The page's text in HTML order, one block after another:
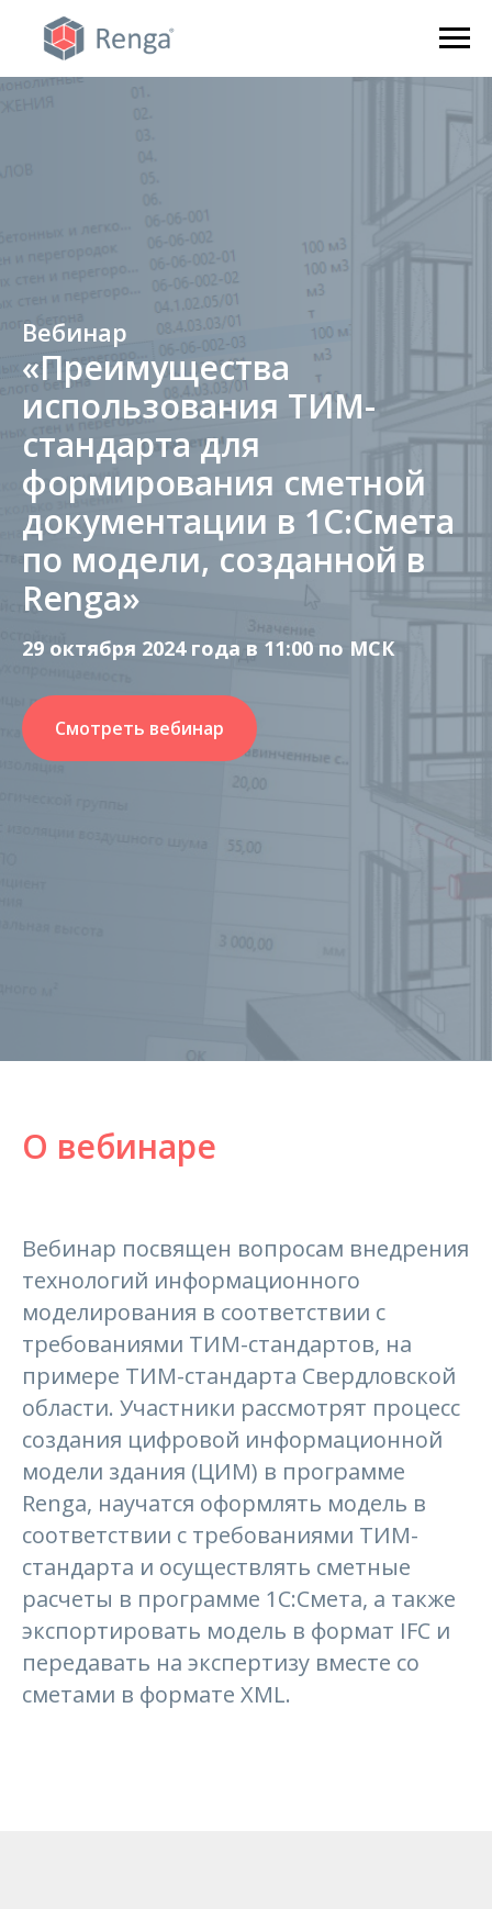
Вебинар
«Преимущества
использования ТИМ-
стандарта для
формирования сметной
документации в 1C:Смета
по модели, созданной в
Renga»
29 октября 2024 года в 11:00 по МСК
Смотреть вебинар
О вебинаре
Вебинар посвящен вопросам внедрения
технологий информационного
моделирования в соответствии с
требованиями ТИМ-стандартов, на
примере ТИМ-стандарта Свердловской
области. Участники рассмотрят процесс
создания цифровой информационной
модели здания (ЦИМ) в программе
Renga, научатся оформлять модель в
соответствии с требованиями ТИМ-
стандарта и осуществлять сметные
расчеты в программе 1С:Смета, а также
экспортировать модель в формат IFC и
передавать на экспертизу вместе со
сметами в формате XML.